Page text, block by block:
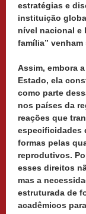
estratégias e
instituição
nível nacional e
família”
Assim, embora
Estado, ela
como parte
nos países da
reações que
especificidades
formas pelas
reprodutivos.
esses direitos
mas a
estruturada de
acadêmicos